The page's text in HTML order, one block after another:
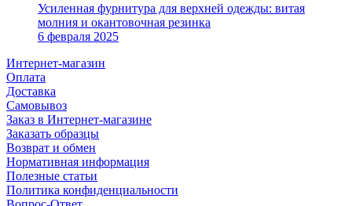
Усиленная фурнитура для верхней одежды: витая
молния и окантовочная резинка
6 февраля 2025
Интернет-магазин
Оплата
Доставка
Самовывоз
Заказ в Интернет-магазине
Заказать образцы
Возврат и обмен
Нормативная информация
Полезные статьи
Политика конфиденциальности